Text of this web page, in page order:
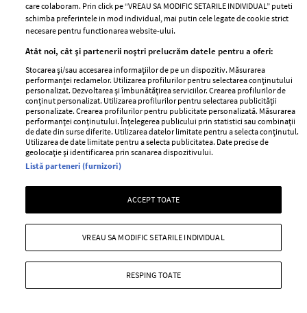
TOP 30 cele mai HOT parfumuri ale
primaverii
PRADA 31 martie 2016
Am selectat pentru tine cele mai seducatoare, senzuale
si ispititoare parfumuri ale primaverii, arome florale,
orientale sau lemnoase, care te vor cuceri instantaneu!
care colaboram. Prin click pe “VREAU SA MODIFIC SETARILE INDIVIDUAL” puteti
schimba preferintele in mod individual, mai putin cele legate de cookie strict
necesare pentru functionarea website-ului.
Atât noi, cât și partenerii noștri prelucrăm datele pentru a oferi:
Stocarea și/sau accesarea informațiilor de pe un dispozitiv. Măsurarea
performanței reclamelor. Utilizarea profilurilor pentru selectarea conținutului
personalizat. Dezvoltarea și îmbunătățirea serviciilor. Crearea profilurilor de
conținut personalizat. Utilizarea profilurilor pentru selectarea publicității
personalizate. Crearea profilurilor pentru publicitate personalizată. Măsurarea
performanței conținutului. Înțelegerea publicului prin statistici sau combinații
de date din surse diferite. Utilizarea datelor limitate pentru a selecta conținutul.
Utilizarea de date limitate pentru a selecta publicitatea. Date precise de
geolocație și identificarea prin scanarea dispozitivului.
Listă parteneri (furnizori)
ACCEPT TOATE
RESPING TOATE
VREAU SA MODIFIC SETARILE INDIVIDUAL